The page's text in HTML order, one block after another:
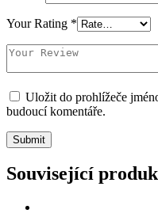
Your Rating *
Uložit do prohlížeče
budoucí komentáře.
Související